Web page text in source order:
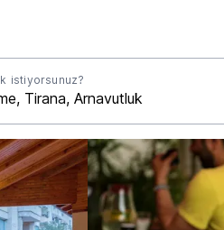
istiyorsunuz?